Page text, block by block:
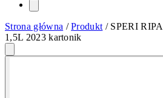
Strona główna /Produkt / SPERI
1,5L 2023 kartonik